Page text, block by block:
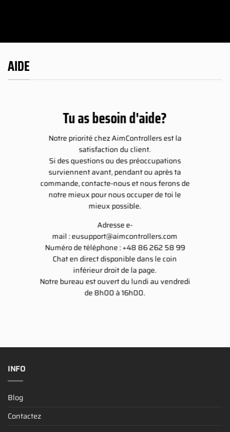
AIDE
Tu as besoin d'aide?
Notre priorité chez AimControllers est la
satisfaction du client.
Si des questions ou des préoccupations
surviennent avant, pendant ou après ta
commande, contacte-nous et nous ferons de
notre mieux pour nous occuper de toi le
mieux possible.
Adresse e-
mail :eusupport@aimcontrollers.com
Numéro de téléphone : +48 86 262 58 99
Chat en direct disponible dans le coin
inférieur droit de la page.
Notre bureau est ouvert du lundi au vendredi
de 8h00 à 16h00.
INFO
Blog
Contactez